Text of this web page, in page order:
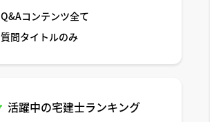
Q&Aコンテンツ全て
質問タイトルのみ
活躍中の宅建士ランキング